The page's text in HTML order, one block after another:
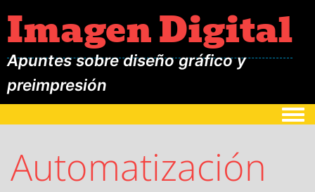
Imagen Digital
Apuntes sobre diseño gráfico y
preimpresión
Automatización